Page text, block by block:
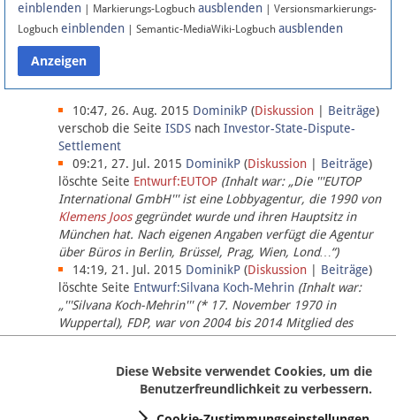
Anmelden
Datenschutz
Über Lobbypedia
Impressum
einblenden | Markierungs-Logbuch ausblenden | Versionsmarkierungs-
Logbuch einblenden | Semantic-MediaWiki-Logbuch ausblenden
10:47, 26. Aug. 2015 DominikP (Diskussion Beiträge)
verschob die Seite ISDS nach Investor-State-Dispute-
Settlement
09:21, 27. Jul. 2015 DominikP (Diskussion Beiträge)
löschte Seite Entwurf:EUTOP (Inhalt war: „Die '''EUTOP
International GmbH''' ist eine Lobbyagentur, die 1990 von
Klemens Joosgegründet wurde und ihren Hauptsitz in
München hat. Nach eigenen Angaben verfügt die Agentur
über Büros in Berlin, Brüssel, Prag, Wien, Lond…“)
14:19, 21. Jul. 2015 DominikP (Diskussion Beiträge)
löschte Seite Entwurf:Silvana Koch-Mehrin (Inhalt war:
„'''Silvana Koch-Mehrin''' (* 17. November 1970 in
Wuppertal), FDP, war von 2004 bis 2014 Mitglied des
Europäischen Parlaments, seit November 2014 ist sie für
Diese Website verwendet Cookies, um die
Benutzerfreundlichkeit zu verbessern.